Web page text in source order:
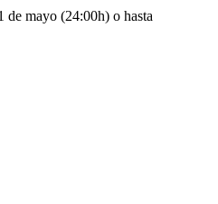
de mayo (24:00h) o hasta